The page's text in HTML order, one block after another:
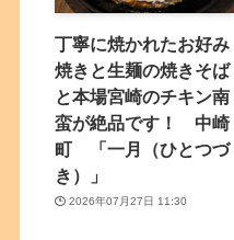
丁寧に焼かれたお好み
焼きと生麺の焼きそば
と本場宮崎のチキン南
蛮が絶品です！ 中崎
町 「一月（ひとつづ
き）」
2026年07月27日 11:30